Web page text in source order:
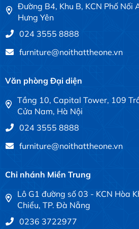
Đường B4, Khu B, KCN Phố Nối
Hưng Yên
024 3555 8888
furniture@noithattheone.vn
Văn phòng Đại diện
Tầng 10, Capital Tower, 109
Cửa Nam, Hà Nội
024 3555 8888
furniture@noithattheone.vn
Chi nhánh Miền Trung
Lô G1 đường số 03 - KCN Hòa
Chiểu, TP. Đà Nẵng
0236 3722977